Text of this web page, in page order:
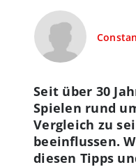
Seit über 30
Spielen rund
Vergleich zu
beeinflussen.
diesen Tipps